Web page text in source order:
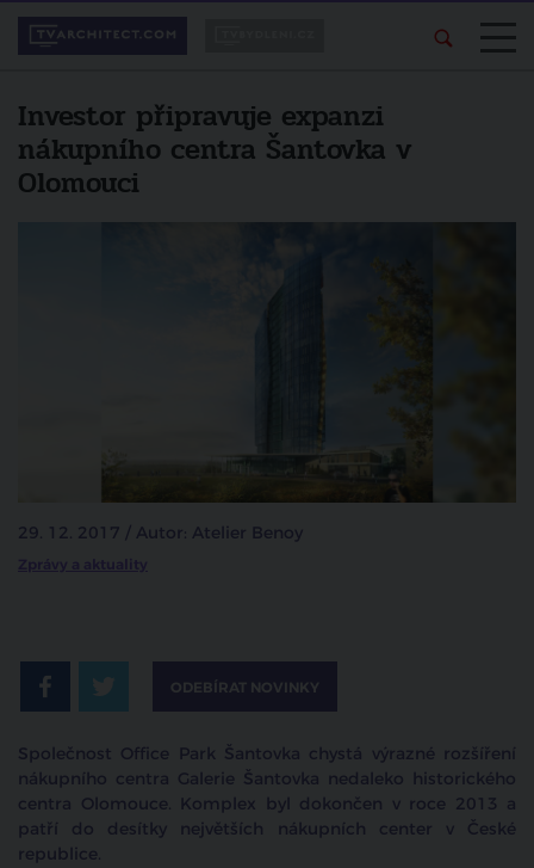
Investor připravuje expanzi
nákupního centra Šantovka v
Olomouci
29. 12. 2017 / Autor: Atelier Benoy
Zprávy a aktuality
ODEBÍRAT NOVINKY
Společnost Office Park Šantovka chystá výrazné rozšíření
nákupního centra Galerie Šantovka nedaleko historického
centra Olomouce. Komplex byl dokončen v roce 2013 a
patří do desítky největších nákupních center v České
republice.